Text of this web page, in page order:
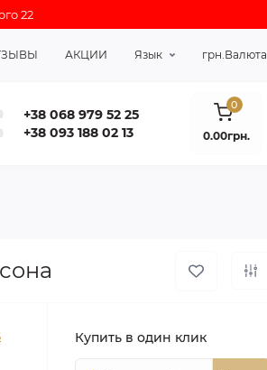
22
АКЦИИ Язык грн.Валюта
+38 068 979 52 25
+38 093 188 02 13
0
0.00грн.
Купить в один клик